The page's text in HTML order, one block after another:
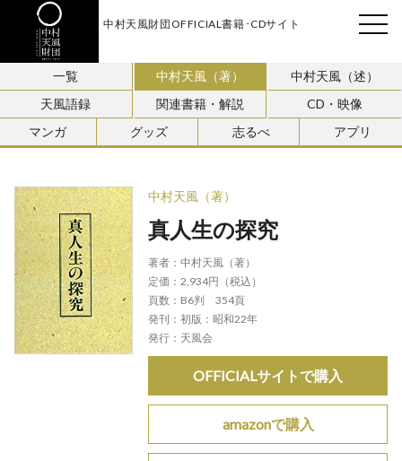
中村天風財団OFFICIAL書籍･CDサイト
一覧 中村天風（著）
中村天風（述）
天風語録
関連書籍・解説
CD・映像
マンガ
グッズ 志るべ アプリ
中村天風（著）
真人生の探究
著者： 中村天風（著）
定価： 2,934円（税込）
頁数： B6判 354頁
発刊： 初版：昭和22年
発行： 天風会
OFFICIALサイトで購入
amazonで購入